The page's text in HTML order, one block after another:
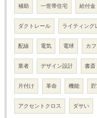
補助 一世帯住宅 給付金
ダクトレール ライティング
配線 電気 電球 カ
業者 デザイン設計 書斎
片付け 革命 機能
アクセントクロス ダサい